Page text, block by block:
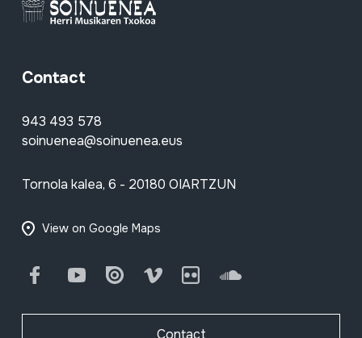
Contact
943 493 578
soinuenea@soinuenea.eus
Tornola kalea, 6 - 20180 OIARTZUN
View on Google Maps
FacebookYoutube Issuu Vimeo Flickr SoundCloud
Contact